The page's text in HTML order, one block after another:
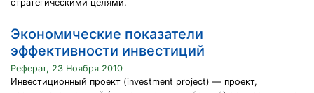
стратегическими целями.
Экономические показатели
эффективности инвестиций
Реферат, 23 Ноября 2010
Инвестиционный проект (investment project) — проект,